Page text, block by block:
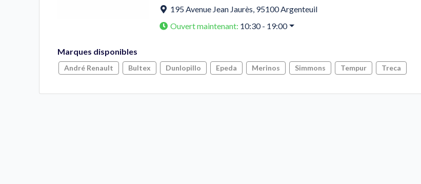
195 Avenue Jean Jaurès, 95100Argenteuil
Ouvert maintenant: 10:30 - 19:00
Marques disponibles
André Renault Bultex Dunlopillo Epeda Merinos Simmons Tempur Treca